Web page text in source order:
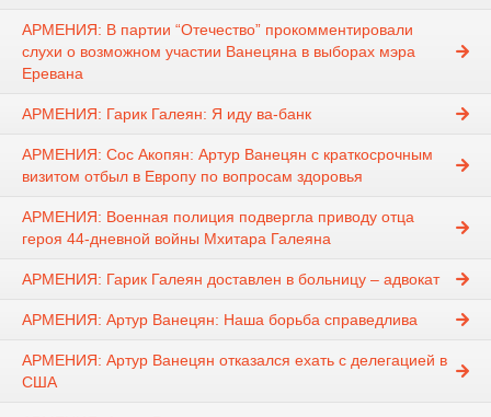
АРМЕНИЯ: В партии “Отечество” прокомментировали
слухи о возможном участии Ванецяна в выборах мэра
Еревана
АРМЕНИЯ: Гарик Галеян: Я иду ва-банк
АРМЕНИЯ: Сос Акопян: Артур Ванецян с краткосрочным
визитом отбыл в Европу по вопросам здоровья
АРМЕНИЯ: Военная полиция подвергла приводу отца
героя 44-дневной войны Мхитара Галеяна
АРМЕНИЯ: Гарик Галеян доставлен в больницу – адвокат
АРМЕНИЯ: Артур Ванецян: Наша борьба справедлива
АРМЕНИЯ: Артур Ванецян отказался ехать с делегацией в
США